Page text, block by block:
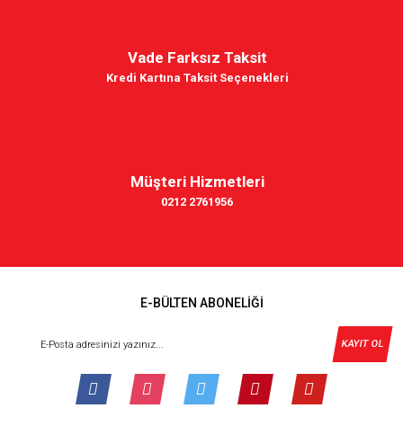
Vade Farksız Taksit
Kredi Kartına Taksit Seçenekleri
Müşteri Hizmetleri
0212 2761956
E-BÜLTEN ABONELİĞİ
KAYIT OL